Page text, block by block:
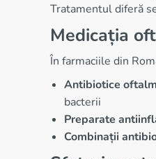
Tratamentul diferă
Medicația
În farmaciile din
Antibiotice
bacterii
Preparate
Combinații